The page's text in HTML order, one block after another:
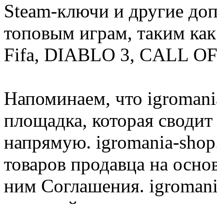
Steam-ключи и другие
топовым играм, таким
Fifa, DIABLO 3, CALL
Напоминаем, что
площадка, которая
напрямую. igromania-
товаров продавца на
ним Соглашения.